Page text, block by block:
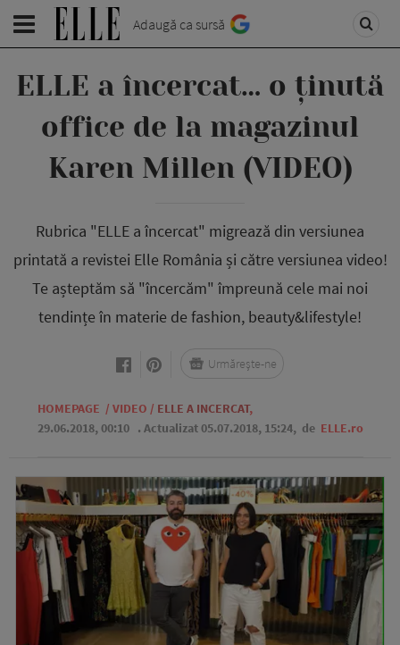
Adaugă ca sursă
ELLE a încercat… o ținută
office de la magazinul
Karen Millen (VIDEO)
Rubrica "ELLE a încercat" migrează din versiunea
printată a revistei Elle România și către versiunea video!
Te așteptăm să "încercăm" împreună cele mai noi
tendințe în materie de fashion, beauty&lifestyle!
HOMEPAGE / VIDEO / ELLE A INCERCAT,
29.06.2018, 00:10 . Actualizat 05.07.2018, 15:24, de ELLE.ro
Urmărește-ne